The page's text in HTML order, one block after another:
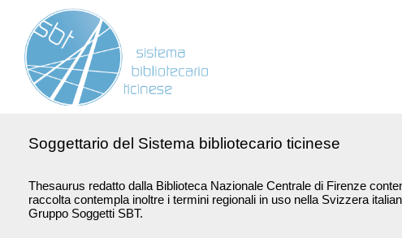
Soggettario del Sistema bibliotecario ticinese
Thesaurus redatto dalla Biblioteca Nazionale Centrale di Firenze
raccolta contempla inoltre i termini regionali in uso nella Svizzera
Gruppo Soggetti SBT.